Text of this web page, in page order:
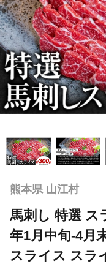
熊本県 山江村
馬刺し 特選 ス
年1月中旬-4月
スライス スラ